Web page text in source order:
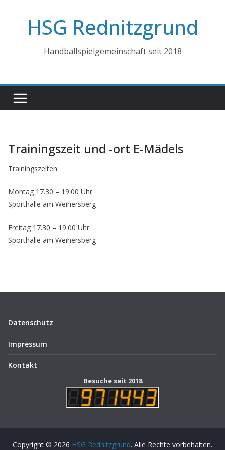
springenHSG Rednitzgrund
Handballspielgemeinschaft seit 2018
Trainingszeit und -ort E-Mädels
Trainingszeiten:
Montag 17.30 – 19.00 Uhr
Sporthalle am Weihersberg
Freitag 17.30 – 19.00 Uhr
Sporthalle am Weihersberg
Datenschutz
Impressum
Kontakt
Besuche seit 2018
Copyright © 2026 HSG Rednitzgrund. Alle Rechte vorbehalten.